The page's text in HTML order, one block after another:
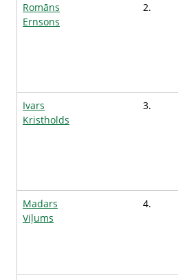
Romāns
Ernsons
2.
Ivars
Kristholds
3.
Madars
Viļums
4.